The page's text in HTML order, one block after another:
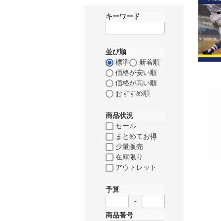
キーワード
並び順
標準
新着順
価格が安い順
価格が高い順
おすすめ順
商品状況
セール
まとめてお得
少量販売
在庫限り
アウトレット
予算
～
商品番号